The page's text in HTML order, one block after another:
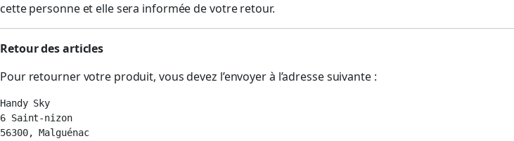
cette personne et elle sera informée de votre retour.
Retour des articles
Pour retourner votre produit, vous devez l’envoyer à l’adresse suivante :
Handy Sky
6 Saint-nizon
56300, Malguénac